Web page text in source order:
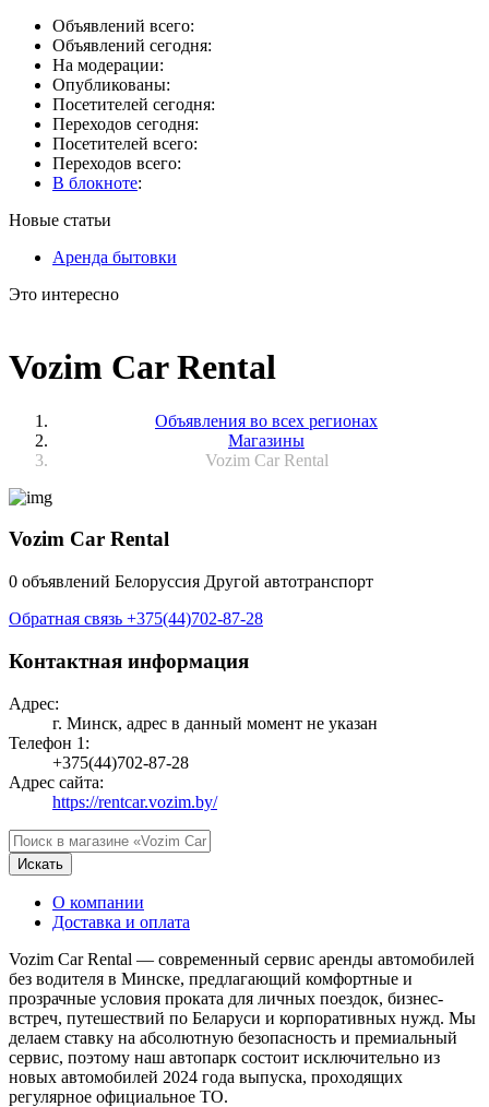
Объявлений всего:
Объявлений сегодня:
На модерации:
Опубликованы:
Посетителей сегодня:
Переходов сегодня:
Посетителей всего:
Переходов всего:
В блокноте:
Новые статьи
Аренда бытовки
Это интересно
Vozim Car Rental
Объявления во всех регионах
Магазины
Vozim Car Rental
Vozim Car Rental
0 объявлений Белоруссия Другой автотранспорт
Обратная связь +375(44)702-87-28
Контактная информация
Адрес:
г. Минск, адрес в данный момент не указан
Телефон 1:
+375(44)702-87-28
Адрес сайта:
https://rentcar.vozim.by/
Искать
О компании
Доставка и оплата
Vozim Car Rental — современный сервис аренды автомобилей
без водителя в Минске, предлагающий комфортные и
прозрачные условия проката для личных поездок, бизнес-
встреч, путешествий по Беларуси и корпоративных нужд. Мы
делаем ставку на абсолютную безопасность и премиальный
сервис, поэтому наш автопарк состоит исключительно из
новых автомобилей 2024 года выпуска, проходящих
регулярное официальное ТО.